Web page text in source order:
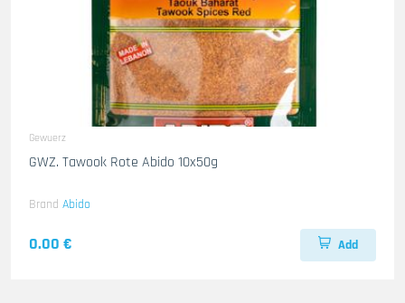
Gewuerz
GWZ. Tawook Rote Abido 10x50g
Brand Abido
0.00 € Add